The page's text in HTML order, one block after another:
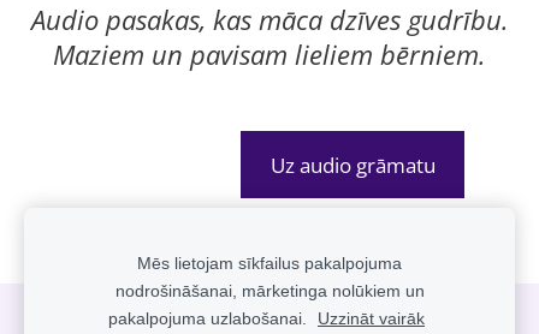
Audio pasakas, kas māca dzīves gudrību.
Maziem un pavisam lieliem bērniem.
Uz audio grāmatu
Sīkdatnes
Mēs lietojam sīkfailus pakalpojuma
nodrošināšanai, mārketinga nolūkiem un
pakalpojuma uzlabošanai.
Uzzināt vairāk